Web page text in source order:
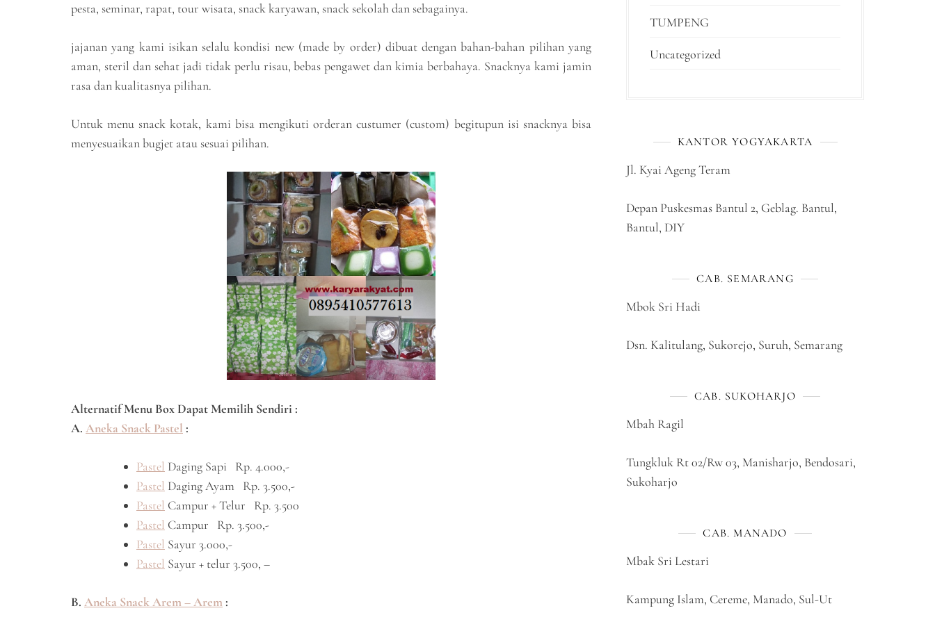
pesta, seminar, rapat, tour wisata, snack karyawan, snack sekolah dan sebagainya.
jajanan yang kami isikan selalu kondisi new (made by order) dibuat dengan bahan-bahan pilihan yang
aman, steril dan sehat jadi tidak perlu risau, bebas pengawet dan kimia berbahaya. Snacknya kami jamin
rasa dan kualitasnya pilihan.
Untuk menu snack kotak, kami bisa mengikuti orderan custumer (custom) begitupun isi snacknya bisa
menyesuaikan bugjet atau sesuai pilihan.
Alternatif Menu Box Dapat Memilih Sendiri :
A. Aneka Snack Pastel :
Pastel Daging Sapi Rp. 4.000,-
Pastel Daging Ayam Rp. 3.500,-
Pastel Campur + Telur Rp. 3.500
Pastel Campur Rp. 3.500,-
Pastel Sayur 3.000,-
Pastel Sayur + telur 3.500, –
B. Aneka Snack Arem – Arem :
TUMPENG
Uncategorized
KANTOR YOGYAKARTA
Jl. Kyai Ageng Teram
Depan Puskesmas Bantul 2, Geblag. Bantul,
Bantul, DIY
CAB. SEMARANG
Mbok Sri Hadi
Dsn. Kalitulang, Sukorejo, Suruh, Semarang
CAB. SUKOHARJO
Mbah Ragil
Tungkluk Rt 02/Rw 03, Manisharjo, Bendosari,
Sukoharjo
CAB. MANADO
Mbak Sri Lestari
Kampung Islam, Cereme, Manado, Sul-Ut